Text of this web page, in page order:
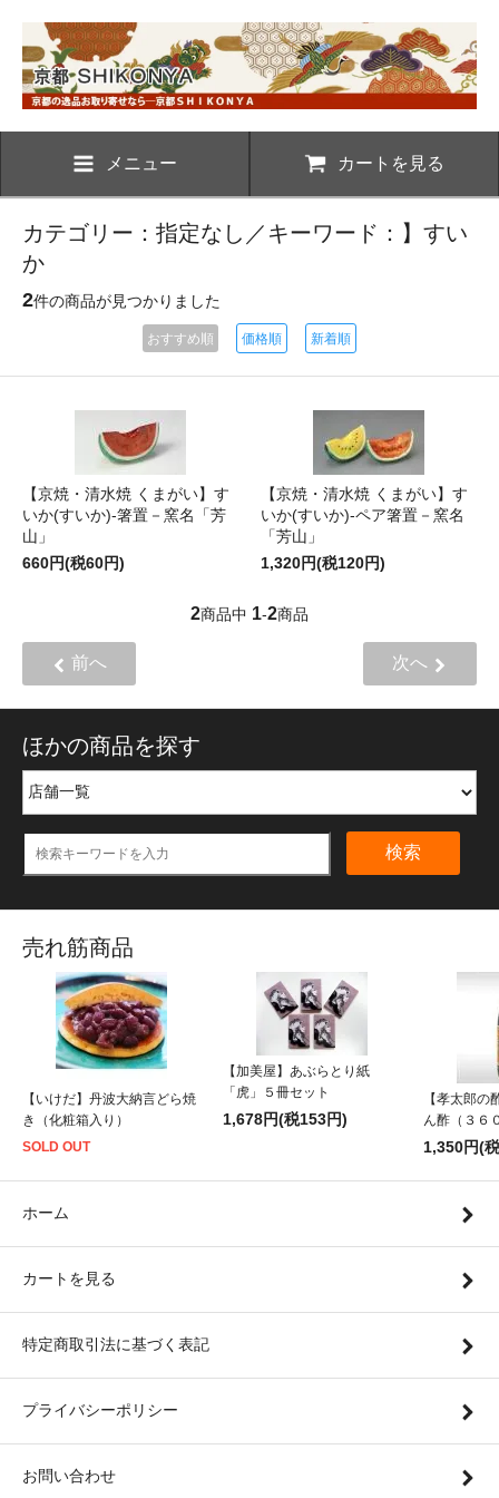
メニュー カートを見る
カテゴリー：指定なし／キーワード：】すい
か
2件の商品が見つかりました
おすすめ順 価格順 新着順
【京焼・清水焼 くまがい】す
いか(すいか)-箸置－窯名「芳
山」
660円(税60円)
【京焼・清水焼 くまがい】す
いか(すいか)-ペア箸置－窯名
「芳山」
1,320円(税120円)
2商品中 1-2商品
前へ 次へ
ほかの商品を探す
検索
売れ筋商品
【いけだ】丹波大納言どら焼
き（化粧箱入り）
SOLD OUT
【加美屋】あぶらとり紙
「虎」５冊セット
1,678円(税153円)
【孝太郎の
ん酢（３６
1,350円(
ホーム
カートを見る
特定商取引法に基づく表記
プライバシーポリシー
お問い合わせ